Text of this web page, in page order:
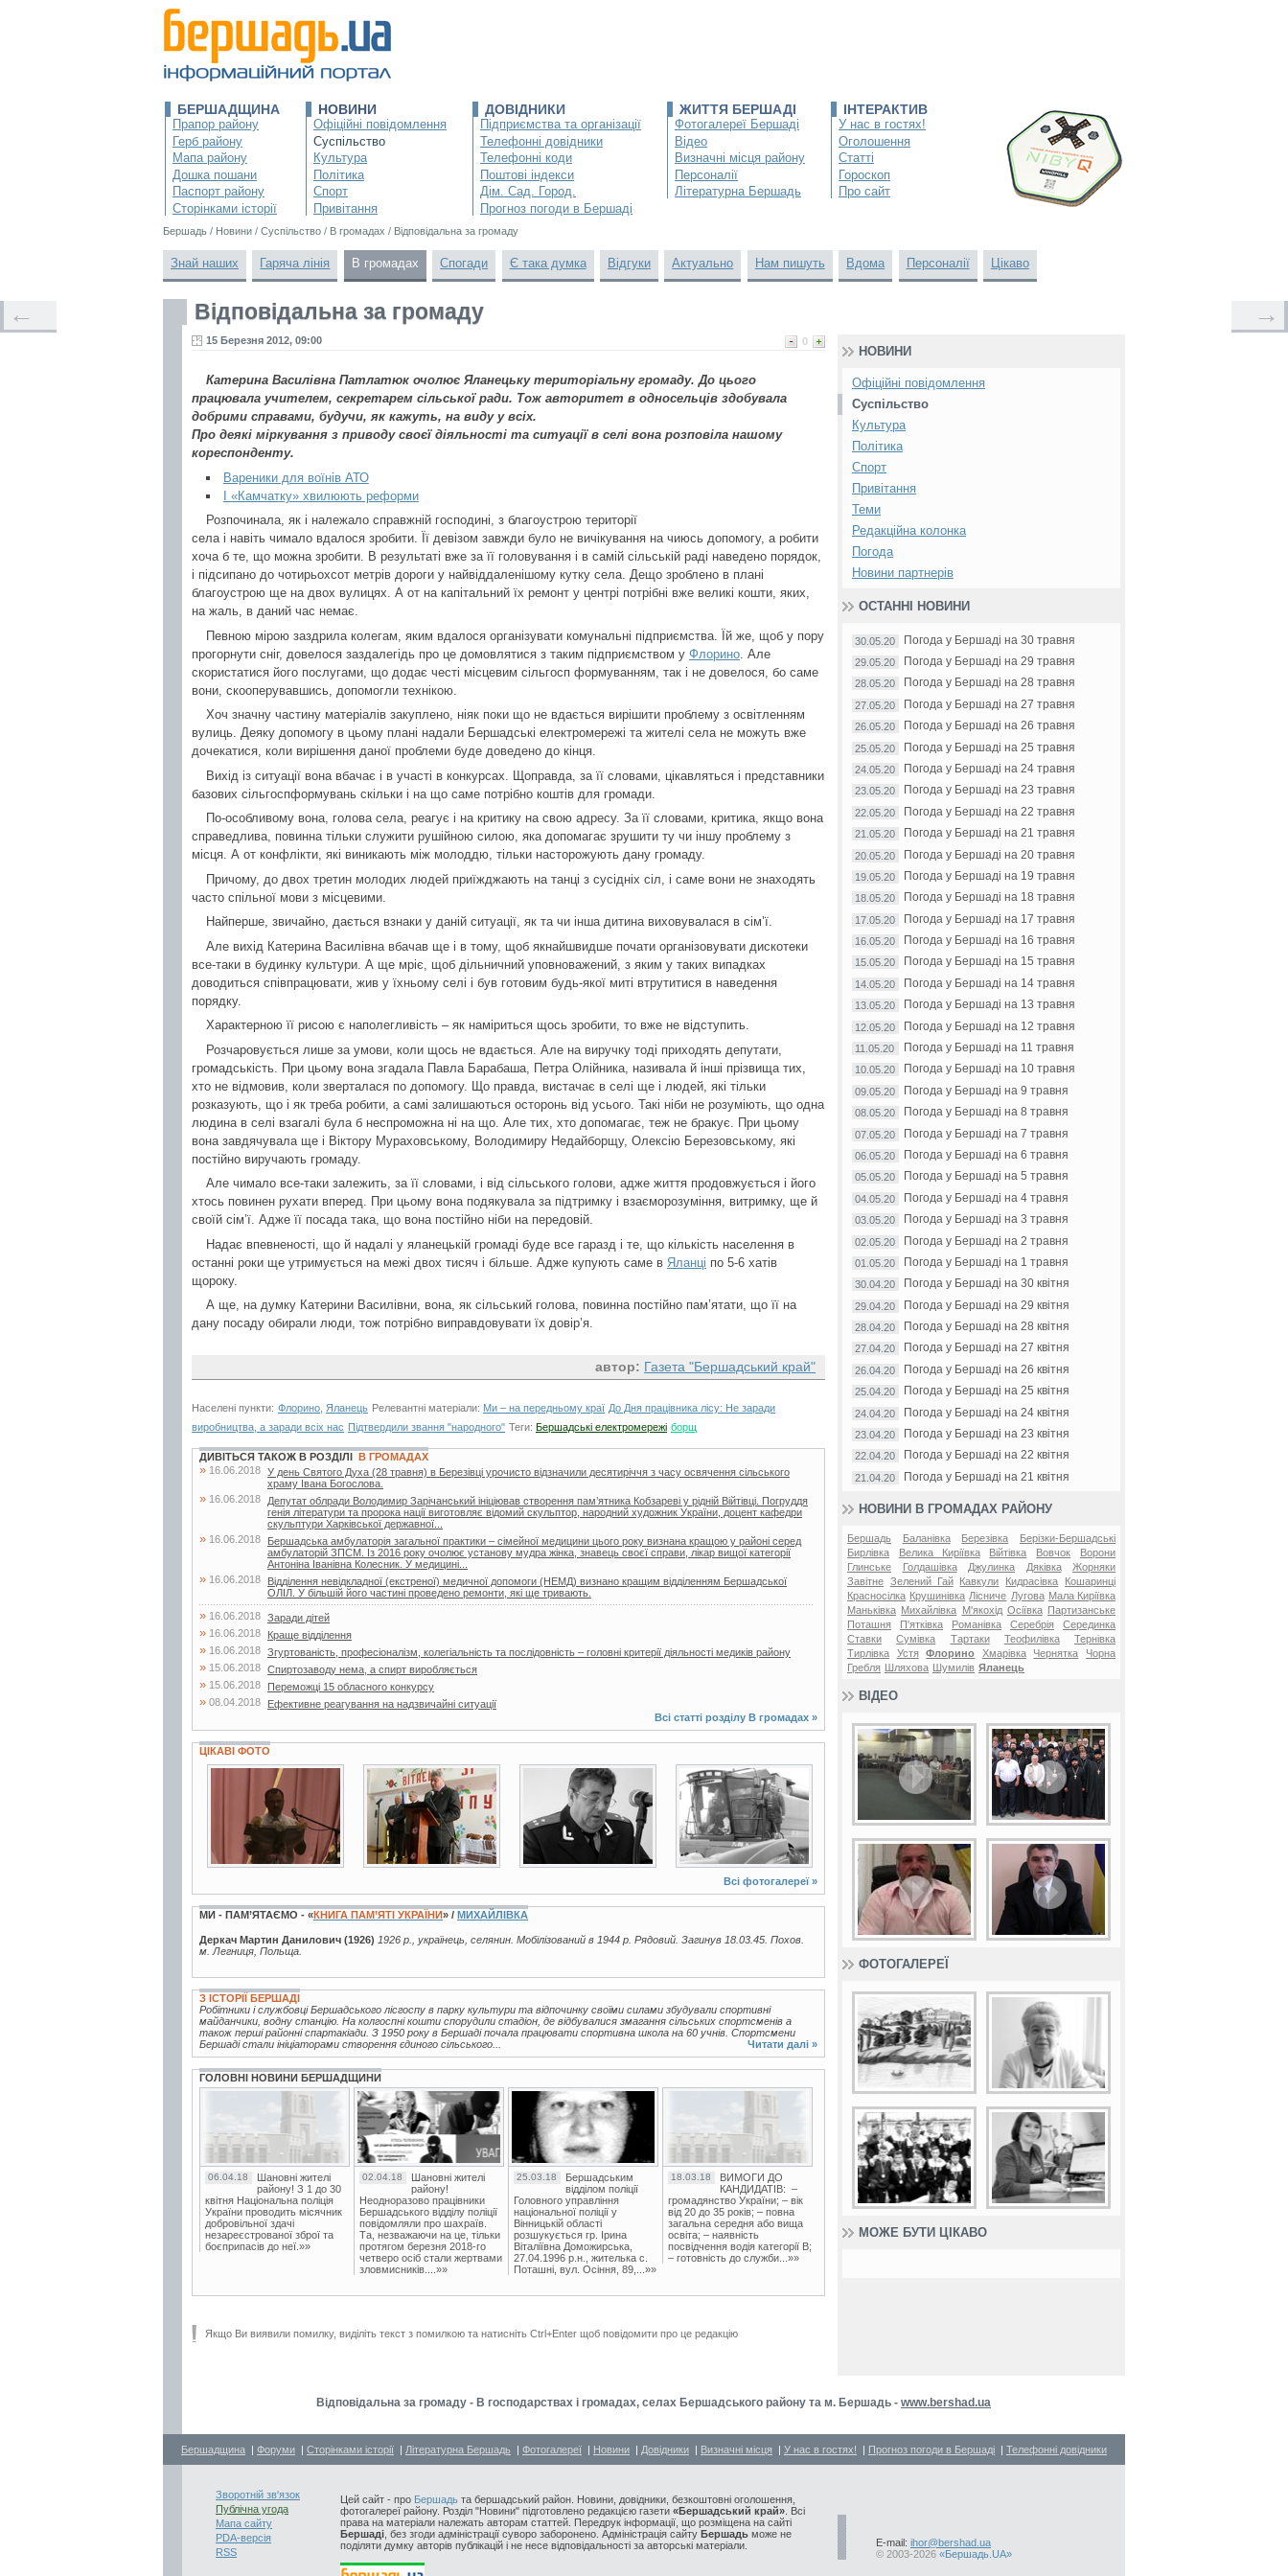
БЕРШАДЩИНА
Прапор району
Герб району
Мапа району
Дошка пошани
Паспорт району
Сторінками історії
НОВИНИ
Офіційні повідомлення
Суспільство
Культура
Політика
Спорт
Привітання
ДОВІДНИКИ
Підприємства та організації
Телефонні довідники
Телефонні коди
Поштові індекси
Дім. Сад. Город.
Прогноз погоди в Бершаді
ЖИТТЯ БЕРШАДІ
Фотогалереї Бершаді
Відео
Визначні місця району
Персоналії
Літературна Бершадь
ІНТЕРАКТИВ
У нас в гостях!
Оголошення
Статті
Гороскоп
Про сайт
Бершадь / Новини / Суспільство / В громадах / Відповідальна за громаду
Знай наших Гаряча лінія В громадах Спогади Є така думка Відгуки Актуально Нам пишуть Вдома Персоналії Цікаво
Відповідальна за громаду
0
15 Березня 2012, 09:00
Катерина Василівна Патлатюк очолює Яланецьку територіальну громаду. До цього
працювала учителем, секретарем сільської ради. Тож авторитет в односельців здобувала
добрими справами, будучи, як кажуть, на виду у всіх.
Про деякі міркування з приводу своєї діяльності та ситуації в селі вона розповіла нашому
кореспонденту.
Вареники для воїнів АТО
І «Камчатку» хвилюють реформи
Розпочинала, як і належало справжній господині, з благоустрою території
села і навіть чимало вдалося зробити. Її девізом завжди було не вичікування на чиюсь допомогу, а робити
хоча б те, що можна зробити. В результаті вже за її головування і в самій сільській раді наведено порядок,
і підсипано до чотирьохсот метрів дороги у найвіддаленішому кутку села. Дещо зроблено в плані
благоустрою ще на двох вулицях. А от на капітальний їх ремонт у центрі потрібні вже великі кошти, яких,
на жаль, в даний час немає.
Певною мірою заздрила колегам, яким вдалося організувати комунальні підприємства. Їй же, щоб у пору
прогорнути сніг, довелося заздалегідь про це домовлятися з таким підприємством у Флорино . Але
скористатися його послугами, що додає честі місцевим сільгосп формуванням, так і не довелося, бо саме
вони, скооперувавшись, допомогли технікою.
Хоч значну частину матеріалів закуплено, ніяк поки що не вдається вирішити проблему з освітленням
вулиць. Деяку допомогу в цьому плані надали Бершадські електромережі та жителі села не можуть вже
дочекатися, коли вирішення даної проблеми буде доведено до кінця.
Вихід із ситуації вона вбачає і в участі в конкурсах. Щоправда, за її словами, цікавляться і представники
базових сільгоспформувань скільки і на що саме потрібно коштів для громади.
По-особливому вона, голова села, реагує і на критику на свою адресу. За її словами, критика, якщо вона
справедлива, повинна тільки служити рушійною силою, яка допомагає зрушити ту чи іншу проблему з
місця. А от конфлікти, які виникають між молоддю, тільки насторожують дану громаду.
Причому, до двох третин молодих людей приїжджають на танці з сусідніх сіл, і саме вони не знаходять
часто спільної мови з місцевими.
Найперше, звичайно, дається взнаки у даній ситуації, як та чи інша дитина виховувалася в сім’ї.
Але вихід Катерина Василівна вбачав ще і в тому, щоб якнайшвидше почати організовувати дискотеки
все-таки в будинку культури. А ще мріє, щоб дільничний уповноважений, з яким у таких випадках
доводиться співпрацювати, жив у їхньому селі і був готовим будь-якої миті втрутитися в наведення
порядку.
Характерною її рисою є наполегливість – як наміриться щось зробити, то вже не відступить.
Розчаровується лише за умови, коли щось не вдається. Але на виручку тоді приходять депутати,
громадськість. При цьому вона згадала Павла Барабаша, Петра Олійника, називала й інші прізвища тих,
хто не відмовив, коли зверталася по допомогу. Що правда, вистачає в селі ще і людей, які тільки
розказують, що і як треба робити, а самі залишаються осторонь від усього. Такі ніби не розуміють, що одна
людина в селі взагалі була б неспроможна ні на що. Але тих, хто допомагає, теж не бракує. При цьому
вона завдячувала ще і Віктору Мураховському, Володимиру Недайборщу, Олексію Березовському, які
постійно виручають громаду.
Але чимало все-таки залежить, за її словами, і від сільського голови, адже життя продовжується і його
хтось повинен рухати вперед. При цьому вона подякувала за підтримку і взаєморозуміння, витримку, ще й
своїй сім’ї. Адже її посада така, що вона постійно ніби на передовій.
Надає впевненості, що й надалі у яланецькій громаді буде все гаразд і те, що кількість населення в
останні роки ще утримується на межі двох тисяч і більше. Адже купують саме в Яланці по 5-6 хатів
щороку.
А ще, на думку Катерини Василівни, вона, як сільський голова, повинна постійно пам’ятати, що її на
дану посаду обирали люди, тож потрібно виправдовувати їх довір’я.
автор: Газета "Бершадський край"
Населені пункти: Флорино Яланець Релевантні матеріали: Ми – на передньому краї До Дня працівника лісу: Не заради
виробництва, а заради всіх нас Підтвердили звання "народного" Теги: Бершадські електромережі борщ
← →
ДИВІТЬСЯ ТАКОЖ В РОЗДІЛІ В ГРОМАДАХ
» 16.06.2018 У день Святого Духа (28 травня) в Березівці урочисто відзначили десятиріччя з часу освячення сільського
храму Івана Богослова.
» 16.06.2018
Депутат облради Володимир Зарічанський ініціював створення пам’ятника Кобзареві у рідній Війтівці. Погруддя
генія літератури та пророка нації виготовляє відомий скульптор, народний художник України, доцент кафедри
скульптури Харківської державної...
» 16.06.2018
Бершадська амбулаторія загальної практики – сімейної медицини цього року визнана кращою у районі серед
амбулаторій ЗПСМ. Із 2016 року очолює установу мудра жінка, знавець своєї справи, лікар вищої категорії
Антоніна Іванівна Колесник. У медицині...
» 16.06.2018
Відділення невідкладної (екстреної) медичної допомоги (НЕМД) визнано кращим відділенням Бершадської
ОЛІЛ. У більшій його частині проведено ремонти, які ще тривають.
» 16.06.2018 Заради дітей
» 16.06.2018 Краще відділення
» 16.06.2018 Згуртованість, професіоналізм, колегіальність та послідовність – головні критерії діяльності медиків району
» 15.06.2018 Спиртозаводу нема, а спирт виробляється
» 15.06.2018 Переможці 15 обласного конкурсу
» 08.04.2018
Ефективне реагування на надзвичайні ситуації
Всі статті розділу В громадах »
ЦІКАВІ ФОТО
3 фото 5 фото 3 фото
Всі фотогалереї »
МИ - ПАМ’ЯТАЄМО - «КНИГА ПАМ’ЯТІ УКРАЇНИ» / МИХАЙЛІВКА
Деркач Мартин Данилович (1926) 1926 р., українець, селянин. Мобілізований в 1944 р. Рядовий. Загинув 18.03.45. Похов.
м. Легниця, Польща.
З ІСТОРІЇ БЕРШАДІ
Робітники і службовці Бершадського лісгоспу в парку культури та відпочинку своїми силами збудували спортивні
майданчики, водну станцію. На колгоспні кошти спорудили стадіон, де відбувалися змагання сільських спортсменів а
також перші районні спартакіади. З 1950 року в Бершаді почала працювати спортивна школа на 60 учнів. Спортсмени
Бершаді стали ініціаторами створення єдиного сільського...
Читати далі »
ГОЛОВНІ НОВИНИ БЕРШАДЩИНИ
06.04.18
Шановні жителі
району! З 1 до 30
квітня Національна поліція
України проводить місячник
добровільної здачі
незареєстрованої зброї та
боєприпасів до неї.»»
02.04.18
Шановні жителі
району!
Неодноразово працівники
Бершадського відділу поліції
повідомляли про шахраїв.
Та, незважаючи на це, тільки
протягом березня 2018-го
четверо осіб стали жертвами
зловмисників....»»
25.03.18
Бершадським
відділом поліції
Головного управління
національної поліції у
Вінницькій області
розшукується гр. Ірина
Віталіївна Доможирська,
27.04.1996 р.н., жителька с.
Поташні, вул. Осіння, 89,...»»
18.03.18
ВИМОГИ ДО
КАНДИДАТІВ: –
громадянство України; – вік
від 20 до 35 років; – повна
загальна середня або вища
освіта; – наявність
посвідчення водія категорії В;
– готовність до служби...»»
Якщо Ви виявили помилку, виділіть текст з помилкою та натисніть Ctrl+Enter щоб повідомити про це редакцію
НОВИНИ
Офіційні повідомлення
Суспільство
Культура
Політика
Спорт
Привітання
Теми
Редакційна колонка
Погода
Новини партнерів
ОСТАННІ НОВИНИ
30.05.20 Погода у Бершаді на 30 травня
29.05.20 Погода у Бершаді на 29 травня
28.05.20 Погода у Бершаді на 28 травня
27.05.20 Погода у Бершаді на 27 травня
26.05.20 Погода у Бершаді на 26 травня
25.05.20 Погода у Бершаді на 25 травня
24.05.20 Погода у Бершаді на 24 травня
23.05.20 Погода у Бершаді на 23 травня
22.05.20 Погода у Бершаді на 22 травня
21.05.20 Погода у Бершаді на 21 травня
20.05.20 Погода у Бершаді на 20 травня
19.05.20 Погода у Бершаді на 19 травня
18.05.20 Погода у Бершаді на 18 травня
17.05.20 Погода у Бершаді на 17 травня
16.05.20 Погода у Бершаді на 16 травня
15.05.20 Погода у Бершаді на 15 травня
14.05.20 Погода у Бершаді на 14 травня
13.05.20 Погода у Бершаді на 13 травня
12.05.20 Погода у Бершаді на 12 травня
11.05.20 Погода у Бершаді на 11 травня
10.05.20 Погода у Бершаді на 10 травня
09.05.20 Погода у Бершаді на 9 травня
08.05.20 Погода у Бершаді на 8 травня
07.05.20 Погода у Бершаді на 7 травня
06.05.20 Погода у Бершаді на 6 травня
05.05.20 Погода у Бершаді на 5 травня
04.05.20 Погода у Бершаді на 4 травня
03.05.20 Погода у Бершаді на 3 травня
02.05.20 Погода у Бершаді на 2 травня
01.05.20 Погода у Бершаді на 1 травня
30.04.20 Погода у Бершаді на 30 квітня
29.04.20 Погода у Бершаді на 29 квітня
28.04.20 Погода у Бершаді на 28 квітня
27.04.20 Погода у Бершаді на 27 квітня
26.04.20 Погода у Бершаді на 26 квітня
25.04.20 Погода у Бершаді на 25 квітня
24.04.20 Погода у Бершаді на 24 квітня
23.04.20 Погода у Бершаді на 23 квітня
22.04.20 Погода у Бершаді на 22 квітня
21.04.20 Погода у Бершаді на 21 квітня
НОВИНИ В ГРОМАДАХ РАЙОНУ
Бершадь Баланівка Березівка
Берізки-Бершадські
Бирлівка
Велика Киріївка Війтівка Вовчок
Ворони
Глинське
Голдашівка Джулинка Дяківка
Жорняки
Завітне Зелений Гай Кавкули Кидрасівка
Кошаринці
Красносілка Крушинівка Лісниче Лугова Мала Киріївка
Маньківка Михайлівка М'якохід Осіївка
Партизанське
Поташня
П'ятківка Романівка Серебрія
Серединка
Ставки
Сумівка Тартаки Теофилівка
Тернівка
Тирлівка
Устя Флорино Хмарівка Чернятка
Чорна
Гребля
Шляхова Шумилів Яланець
ВІДЕО
ФОТОГАЛЕРЕЇ
МОЖЕ БУТИ ЦІКАВО
Відповідальна за громаду - В господарствах і громадах, селах Бершадського району та м. Бершадь - www.bershad.ua
Бершадщина | Форуми | Сторінками історії | Літературна Бершадь | Фотогалереї | Новини | Довідники | Визначні місця | У нас в гостях! | Прогноз погоди в Бершаді | Телефонні довідники
Зворотній зв'язок
Публічна угода
Мапа сайту
PDA-версія
RSS
Цей сайт - про Бершадь та бершадський район. Новини, довідники, безкоштовні оголошення,
фотогалереї району. Розділ "Новини" підготовлено редакцією газети «Бершадський край» . Всі
права на матеріали належать авторам статтей. Передрук інформації, що розміщена на сайті
Бершаді , без згоди адміністрації суворо заборонено. Адміністрація сайту Бершадь може не
поділяти думку авторів публікацій і не несе відповідальності за авторські матеріали.
E-mail: ihor@bershad.ua
© 2003-2026 «Бершадь.UA»